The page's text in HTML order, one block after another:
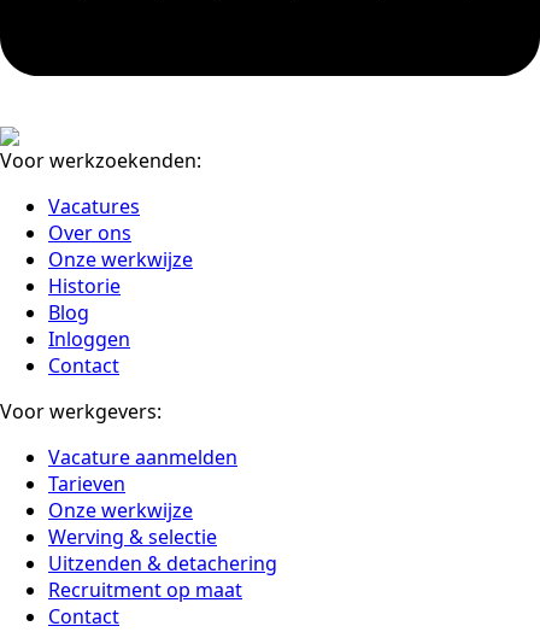
Voor werkzoekenden:
Vacatures
Over ons
Onze werkwijze
Historie
Blog
Inloggen
Contact
Voor werkgevers:
Vacature aanmelden
Tarieven
Onze werkwijze
Werving & selectie
Uitzenden & detachering
Recruitment op maat
Contact